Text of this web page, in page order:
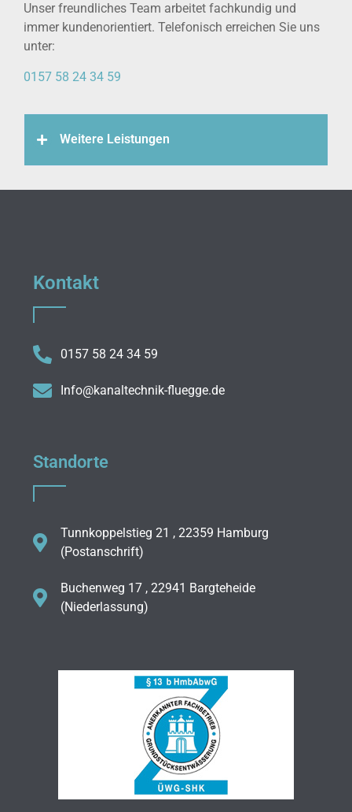
Unser freundliches Team arbeitet fachkundig und
immer kundenorientiert. Telefonisch erreichen Sie uns
unter:
0157 58 24 34 59
Weitere Leistungen
Kontakt
0157 58 24 34 59
Info@kanaltechnik-fluegge.de
Standorte
Tunnkoppelstieg 21 , 22359 Hamburg
(Postanschrift)
Buchenweg 17 , 22941 Bargteheide
(Niederlassung)